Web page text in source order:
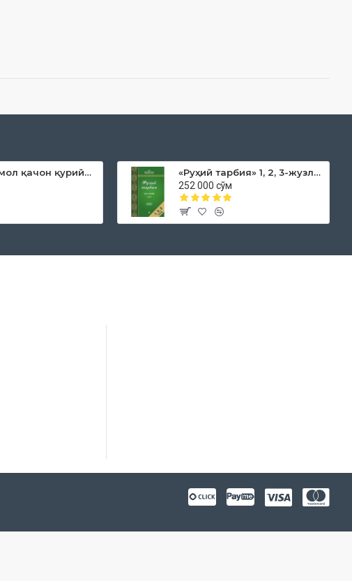
«Дока рўмол қачон қурийди»
«Руҳий тарбия» 1, 2, 3-жузлар
252 000 сўм